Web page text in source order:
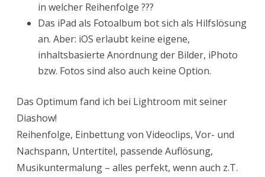
in welcher Reihenfolge ???
Das iPad als Fotoalbum bot sich als Hilfslösung
an. Aber: iOS erlaubt keine eigene,
inhaltsbasierte Anordnung der Bilder, iPhoto
bzw. Fotos sind also auch keine Option.
Das Optimum fand ich bei Lightroom mit seiner
Diashow!
Reihenfolge, Einbettung von Videoclips, Vor- und
Nachspann, Untertitel, passende Auflösung,
Musikuntermalung – alles perfekt, wenn auch z.T.